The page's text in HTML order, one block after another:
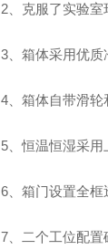
2、 克服了实验
3、 箱体采用优质
4、 箱体自带滑轮
5、恒温恒湿采用
6、 箱门设置全框
7、 二个工位配置